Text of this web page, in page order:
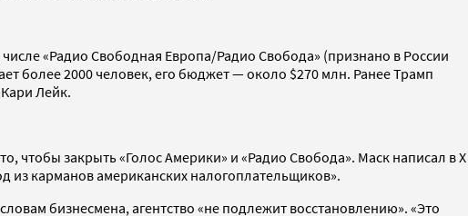
«Радио Свободная Европа/Радио Свобода» (признано в России
более 2000 человек, его бюджет — около $270 млн. Ранее Трамп
Лейк.
чтобы закрыть «Голос Америки» и «Радио Свобода». Маск написал в X
из карманов американских налогоплательщиков».
бизнесмена, агентство «не подлежит восстановлению». «Это